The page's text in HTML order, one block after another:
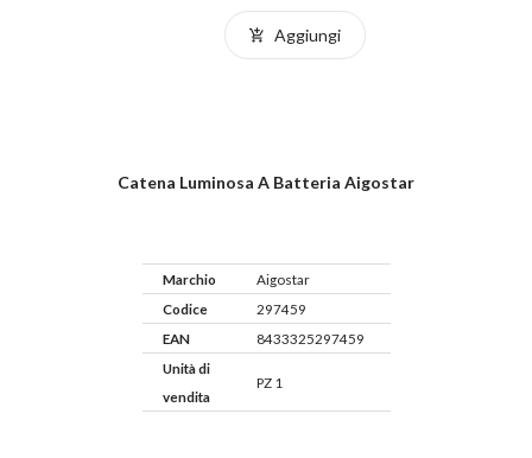
Aggiungi
Catena Luminosa A Batteria Aigostar
Marchio
Aigostar
Codice
297459
EAN
8433325297459
Unità di
vendita
PZ 1